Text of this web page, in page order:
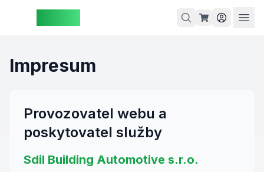
Košík je
prázdný
si naše
Impresum
Provozovatel webu a
poskytovatel služby
Sdil Building Automotive s.r.o.